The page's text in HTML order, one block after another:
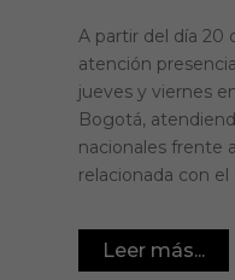
A partir del día 20
atención
jueves y viernes
Bogotá,
nacionales frente
relacionada con el
Leer más...